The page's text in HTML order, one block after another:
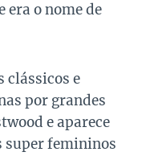
era o nome de
clássicos e
por grandes
e aparece
super femininos